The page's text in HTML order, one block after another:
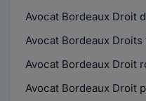
Avocat Bordeaux Droit
Avocat Bordeaux
Avocat Bordeaux Droit
Avocat Bordeaux Droit